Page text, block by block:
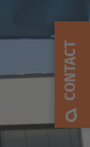
CONTACT